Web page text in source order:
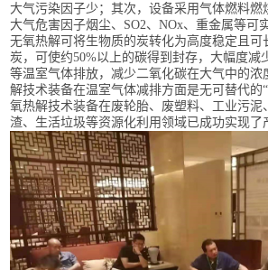
大气污染因子少；其次，设备采用气体燃料燃
大气危害因子烟尘、SO2、NOx、重金属等可
无氧热解可将生物质的炭转化为高度稳定且可
炭，可使约50%以上的碳得到封存，大幅度减
等温室气体排放，减少二氧化碳在大气中的浓
解技术装备在温室气体减排方面是无可替代的
氧热解技术装备在废轮胎、废塑料、工业污泥
渣、生活垃圾等资源化利用领域已成功实现了